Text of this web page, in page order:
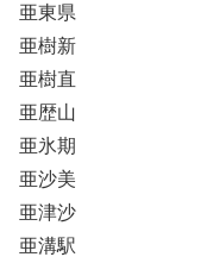
亜東県
亜樹新
亜樹直
亜歴山
亜氷期
亜沙美
亜津沙
亜溝駅